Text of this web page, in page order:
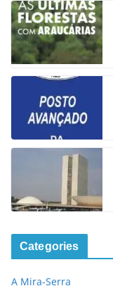
Categories
A Mira-Serra